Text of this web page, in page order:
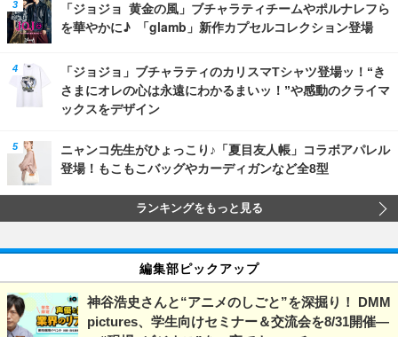
「ジョジョ 黄金の風」ブチャラティチームやポルナレフら
を華やかに♪ 「glamb」新作カプセルコレクション登場
「ジョジョ」ブチャラティのカリスマTシャツ登場ッ！“き
さまにオレの心は永遠にわかるまいッ！”や感動のクライマ
ックスをデザイン
ニャンコ先生がひょっこり♪「夏目友人帳」コラボアパレル
登場！もこもこバッグやカーディガンなど全8型
ランキングをもっと見る
編集部ピックアップ
神谷浩史さんと“アニメのしごと”を深掘り！ DMM
pictures、学生向けセミナー＆交流会を8/31開催―